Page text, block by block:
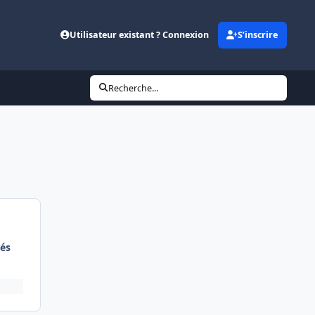
Utilisateur existant ? Connexion S’inscrire
Recherche...